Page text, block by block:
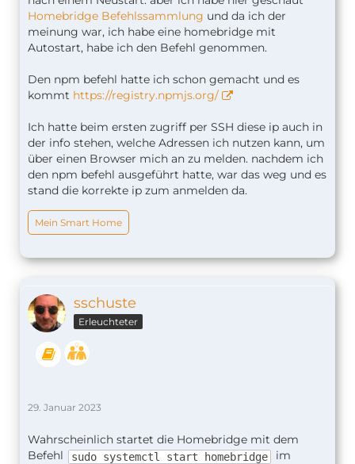
Homebridge Befehlssammlung und da ich der
meinung war, ich habe eine homebridge mit
Autostart, habe ich den Befehl genommen.
Den npm befehl hatte ich schon gemacht und es
kommt https://registry.npmjs.org/
Ich hatte beim ersten zugriff per SSH diese ip auch in
der info stehen, welche Adressen ich nutzen kann, um
über einen Browser mich an zu melden. nachdem ich
den npm befehl ausgeführt hatte, war das weg und es
stand die korrekte ip zum anmelden da.
Mein Smart Home
sschuste
Erleuchteter
29. Januar 2023
Wahrscheinlich startet die Homebridge mit dem
Befehl
sudo systemctl start homebridge
im